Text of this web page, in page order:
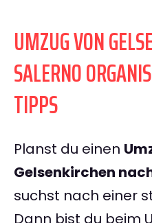
UMZUG VON
SALERNO
TIPPS
Planst du einen
Gelsenkirchen
suchst nach einer